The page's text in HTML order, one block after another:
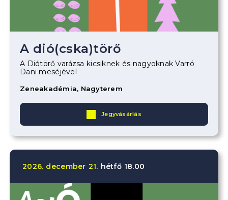
A dió(cska)törő
A Diótörő varázsa kicsiknek és nagyoknak Varró
Dani meséjével
Zeneakadémia, Nagyterem
Jegyvásárlás
2026. december 21. hétfő 18.00